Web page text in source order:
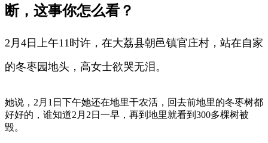
断，这事你怎么看？
2月4日上午11时许，在大荔县朝邑镇官庄村，站在自家
的冬枣园地头，高女士欲哭无泪。
她说，2月1日下午她还在地里干农活，回去前地里的冬枣树都
好好的，谁知道2月2日一早，再到地里就看到300多棵树被
毁。